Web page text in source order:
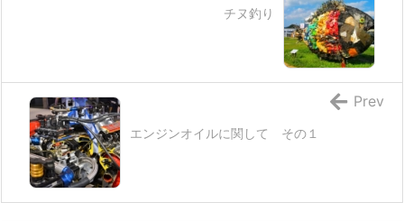
チヌ釣り
エンジンオイルに関して その１
Prev